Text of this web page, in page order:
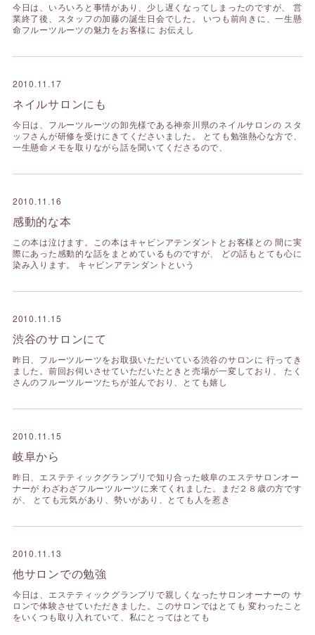
今日は、いろいろと事情があり、少し遅くなってしまったのですが、 営
業終了後、スタッフの加藤の誕生日会でした。 いつも前向きに、一生懸
命フルーツルーツの魅力をお客様に お伝えし
2010.11.17
ネイルサロンにも
今日は、フルーツルーツの卸先様である神奈川県のネイルサロンの スタ
ッフさんが研修を受けにきてくださいました。 とても勉強熱心な方で、
一生懸命メモを取りながら話を聞いてくださるので、
2010.11.16
感動的な本
この本は泣けます。この本はキャビンアテンダントとお客様との 間に実
際にあった感動的な話をまとめているものですが、 どの話もとても心に
染み入ります。 キャビンアテンダントという
2010.11.15
渋谷のサロンにて
昨日、フルーツルーツをお取扱いただいている渋谷のサロンに 行ってき
ました。前回お伺いさせていただいたときと売場が一変しており、 たく
さんのフルーツルーツたちが並んでおり、とても嬉し
2010.11.15
岐阜から
昨日、エステティックグランプリで知り合った岐阜のエステサロンオー
ナーが わざわざフルーツルーツに来てくれました。まだ２８歳の方です
が、 とても元気があり、勢いがあり、とても人を惹き
2010.11.13
他サロンでの勉強
今日は、エステティックグランプリで親しくなったサロンオーナーの サ
ロンで体験させていただきました。このサロンではとても 変わったこと
をいくつも取り入れていて、私にとってはとても